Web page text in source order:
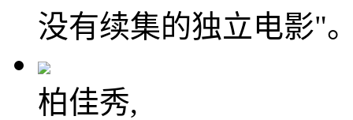
没有续集的独立电影"
柏佳秀,